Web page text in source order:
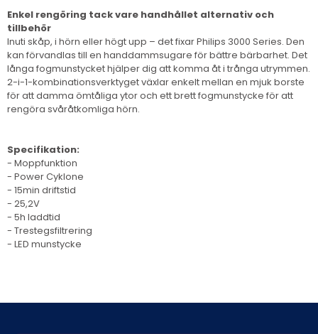
Enkel rengöring tack vare handhållet alternativ och
tillbehör
Inuti skåp, i hörn eller högt upp – det fixar Philips 3000 Series. Den
kan förvandlas till en handdammsugare för bättre bärbarhet. Det
långa fogmunstycket hjälper dig att komma åt i trånga utrymmen.
2-i-1-kombinationsverktyget växlar enkelt mellan en mjuk borste
för att damma ömtåliga ytor och ett brett fogmunstycke för att
rengöra svåråtkomliga hörn.
Specifikation:
- Moppfunktion
- Power Cyklone
- 15min driftstid
- 25,2V
- 5h laddtid
- Trestegsfiltrering
- LED munstycke